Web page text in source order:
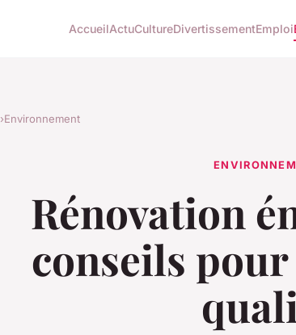
AccueilActuCultureDivertissementEmploi
›Environnement
Rénovation
conseils